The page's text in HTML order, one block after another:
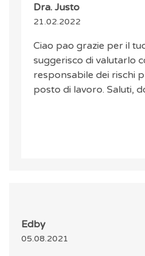
Dra. Justo
21.02.2022
Ciao pao grazie per il
suggerisco di valutarlo
responsabile dei rischi
posto di lavoro. Saluti,
Edby
05.08.2021